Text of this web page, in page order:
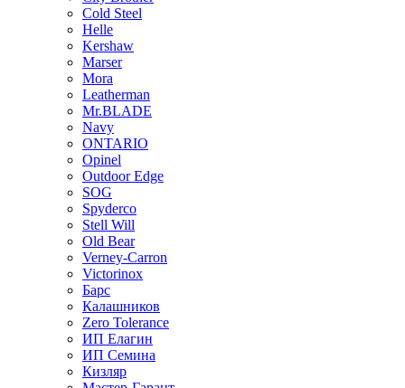
Cold Steel
Helle
Kershaw
Marser
Mora
Leatherman
Mr.BLADE
Navy
ONTARIO
Opinel
Outdoor Edge
SOG
Spyderco
Stell Will
Old Bear
Verney-Carron
Victorinox
Барс
Калашников
Zero Tolerance
ИП Елагин
ИП Семина
Кизляр